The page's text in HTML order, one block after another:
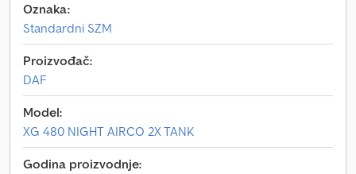
Oznaka:
Standardni SZM
Proizvođač:
DAF
Model:
XG 480 NIGHT AIRCO 2X TANK
Godina proizvodnje: